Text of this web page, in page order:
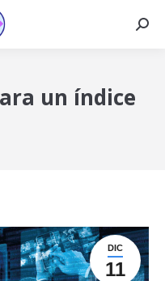
un índice
DIC
11